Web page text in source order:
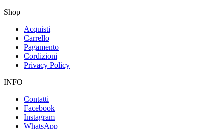
Shop
Acquisti
Carrello
Pagamento
Cordizioni
Privacy Policy
INFO
Contatti
Facebook
Instagram
WhatsApp